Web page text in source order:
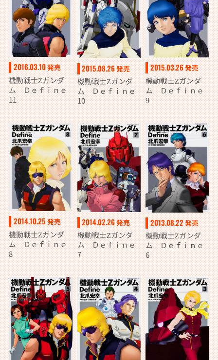
2016.03.10発売
機動戦士Ζガンダ
ム Ｄｅｆｉｎｅ
11
2015.08.26発売
機動戦士Ζガンダ
ム Ｄｅｆｉｎｅ
10
2015.03.26発売
機動戦士Ζガンダ
ム Ｄｅｆｉｎｅ
9
2014.10.25 発売
機動戦士Ζガンダ
ム Ｄｅｆｉｎｅ
8
2014.02.26発売
機動戦士Ζガンダ
ム Ｄｅｆｉｎｅ
7
2013.08.22 発売
機動戦士Ζガンダ
ム Ｄｅｆｉｎｅ
6